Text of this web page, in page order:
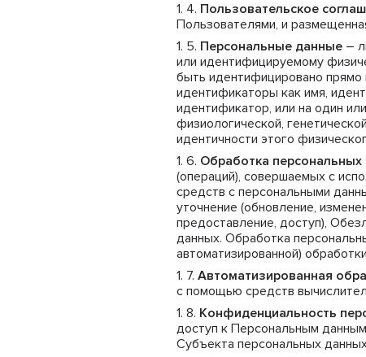
Пользовательское
Пользователями, и
Персональные данные –
или идентифицируемому
быть идентифицировано прямо
идентификаторы как имя,
идентификатор, или на один
физиологической,
идентичности этого
Обработка
(операций), совершаемых с
средств с персональными
уточнение (обновление,
предоставление, доступ),
данных. Обработка
автоматизированной)
Автоматизированная
с помощью средств
Конфиденциальность
доступ к Персональным
Субъекта персональных